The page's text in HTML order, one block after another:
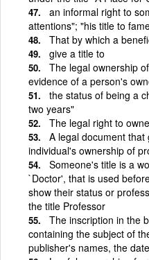
an informal right to
attentions"; "his title to
That by which a
give a title to
The legal ownership
evidence of a person's
the status of being a
two years"
The legal right to
A legal document that
individual's ownership of
Someone's title is a
`Doctor', that is used
show their status or
the title Professor
The inscription in the
containing the subject of
publisher's names, the